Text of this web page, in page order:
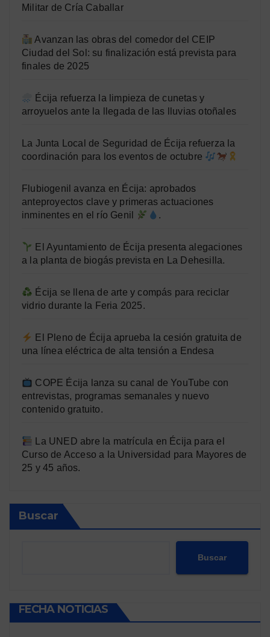
Militar de Cría Caballar
Avanzan las obras del comedor del CEIP
Ciudad del Sol: su finalización está prevista para
finales de 2025
Écija refuerza la limpieza de cunetas y
arroyuelos ante la llegada de las lluvias otoñales
La Junta Local de Seguridad de Écija refuerza la
coordinación para los eventos de octubre
Flubiogenil avanza en Écija: aprobados
anteproyectos clave y primeras actuaciones
inminentes en el río Genil
.
El Ayuntamiento de Écija presenta alegaciones
a la planta de biogás prevista en La Dehesilla.
Écija se llena de arte y compás para reciclar
vidrio durante la Feria 2025.
El Pleno de Écija aprueba la cesión gratuita de
una línea eléctrica de alta tensión a Endesa
COPE Écija lanza su canal de YouTube con
entrevistas, programas semanales y nuevo
contenido gratuito.
La UNED abre la matrícula en Écija para el
Curso de Acceso a la Universidad para Mayores de
25 y 45 años.
Buscar
Buscar
FECHA NOTICIAS